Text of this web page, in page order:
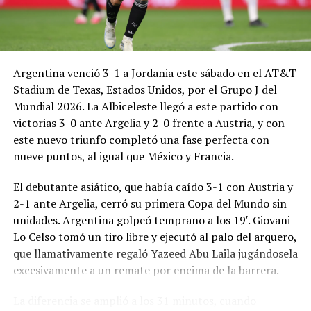
Argentina venció 3-1 a Jordania este sábado en el AT&T
Stadium de Texas, Estados Unidos, por el Grupo J del
Mundial 2026. La Albiceleste llegó a este partido con
victorias 3-0 ante Argelia y 2-0 frente a Austria, y con
este nuevo triunfo completó una fase perfecta con
nueve puntos, al igual que México y Francia.
El debutante asiático, que había caído 3-1 con Austria y
2-1 ante Argelia, cerró su primera Copa del Mundo sin
unidades. Argentina golpeó temprano a los 19′. Giovani
Lo Celso tomó un tiro libre y ejecutó al palo del arquero,
que llamativamente regaló Yazeed Abu Laila jugándosela
excesivamente a un remate por encima de la barrera.